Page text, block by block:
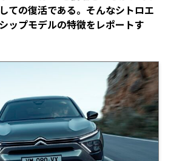
ての復活である。そんなシトロエ
ップモデルの特徴をレポートす